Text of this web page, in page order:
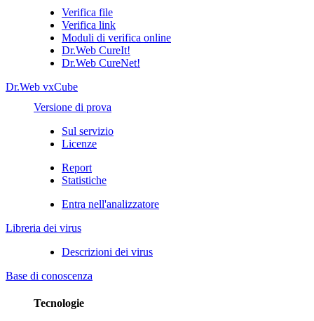
Verifica file
Verifica link
Moduli di verifica online
Dr.Web CureIt!
Dr.Web CureNet!
Dr.Web vxCube
Versione di prova
Sul servizio
Licenze
Report
Statistiche
Entra nell'analizzatore
Libreria dei virus
Descrizioni dei virus
Base di conoscenza
Tecnologie